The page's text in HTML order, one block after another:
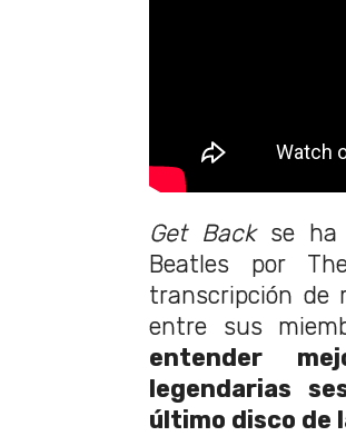
Get Back se ha
Beatles por
transcripción de
entre sus
entender
legendarias
último disco de